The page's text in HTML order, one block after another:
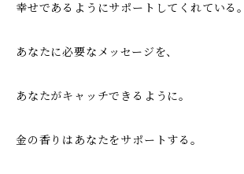
幸せであるようにサポートしてくれている。
あなたに必要なメッセージを、
あなたがキャッチできるように。
金の香りはあなたをサポートする。